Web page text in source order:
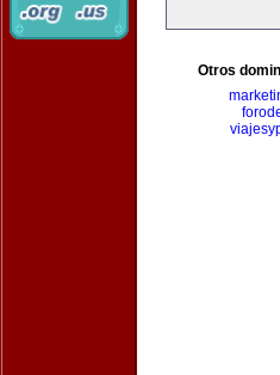
Otros